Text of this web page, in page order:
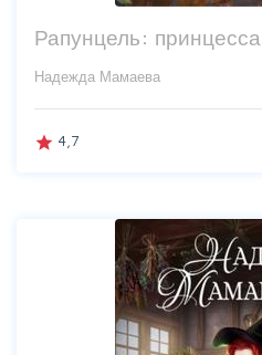
Рапунцель:
Надежда Мамаева
grade 4,7